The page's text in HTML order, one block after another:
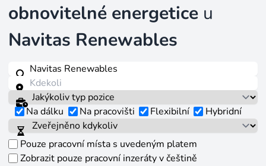
obnovitelné energetice u
Navitas Renewables
Na dálku Na pracovišti Flexibilní Hybridní
Pouze pracovní místa s uvedeným platem
Zobrazit pouze pracovní inzeráty v češtině